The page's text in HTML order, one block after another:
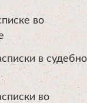
во
в
во